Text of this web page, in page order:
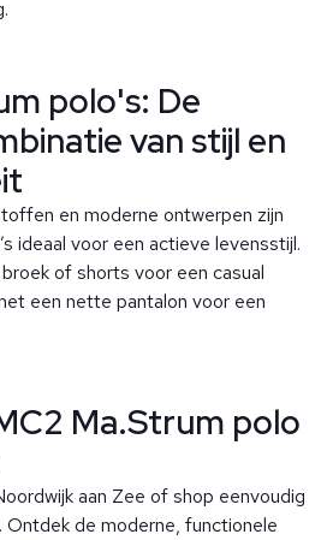
polo's: De
van stijl en
en moderne ontwerpen zijn
ideaal voor een actieve levensstijl.
of shorts voor een casual
een nette pantalon voor een
Ma.Strum polo
aan Zee of shop eenvoudig
Ontdek de moderne, functionele